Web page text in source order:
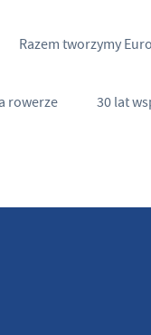
Razem tworzymy
rowerze 30 lat